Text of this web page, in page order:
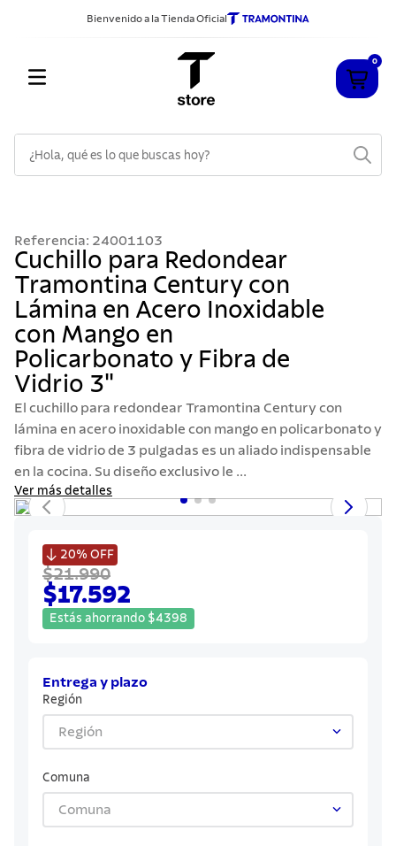
Bienvenido a la Tienda Oficial
0
Referencia: 24001103
Cuchillo para Redondear
Tramontina Century con
Lámina en Acero Inoxidable
con Mango en
Policarbonato y Fibra de
Vidrio 3"
El cuchillo para redondear Tramontina Century con
lámina en acero inoxidable con mango en policarbonato y
fibra de vidrio de 3 pulgadas es un aliado indispensable
en la cocina. Su diseño exclusivo le ...
Ver más detalles
 20% OFF
$21.990
$17.592
Estás ahorrando $4398
Entrega y plazo
Región
Región
Comuna
Comuna
2.
sarten
3.
cubiertos
4.
ollas
5.
acero inoxidable
6.
442
7.
grano
8.
solar
9.
cuchillo
10. termo